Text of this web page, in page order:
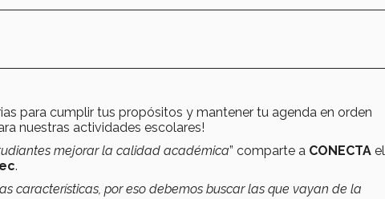
para cumplir tus propósitos y mantener tu agenda en orden
nuestras actividades escolares!
mejorar la calidad académica” comparte a CONECTA el
.
características, por eso debemos buscar las que vayan de la